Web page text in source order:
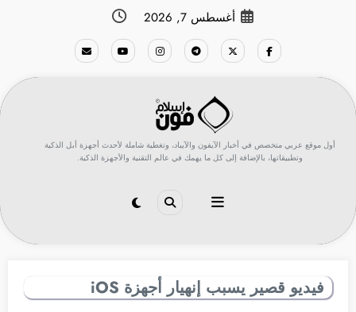
أغسطس 7, 2026
أول موقع عربي متخصص في أخبار الآيفون والآيباد، وتغطية شاملة لأحدث أجهزة أبل الذكية
وتطبيقاتها، بالإضافة إلى كل ما يهمك في عالم التقنية والأجهزة الذكية.
فيديو قصير يسبب إنهيار أجهزة iOS